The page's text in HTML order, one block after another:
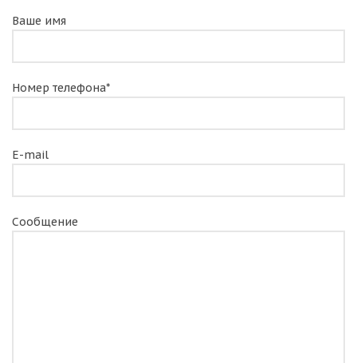
Ваше имя
Номер телефона*
E-mail
Сообщение